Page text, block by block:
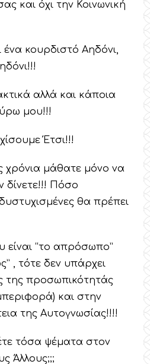
και όχι την Κοινωνική
ένα κουρδιστό Αηδόνι,
αλλά και κάποια
μου!!!
Έτσι!!!
χρόνια μάθατε μόνο να
δίνετε!!! Πόσο
θα πρέπει
“το απρόσωπο”
, τότε δεν υπάρχει
της προσωπικότητάς
και στην
της Αυτογνωσίας!!!!
τόσα ψέματα στον
Άλλους;;;